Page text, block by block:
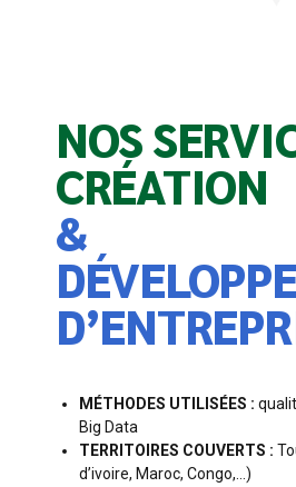
NOS
CRÉATION
&
MÉTHODES UTILISÉES :
Big Data
TERRITOIRES COUVERTS :
d’ivoire, Maroc, Congo,…)